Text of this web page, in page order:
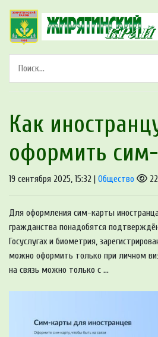
Как
оформить
19 сентября 2025, 15:32 | Общество
Для оформления сим-карты
гражданства понадобятся
Госуслугах и биометрия,
можно оформить только при личном
на связь можно только с ...